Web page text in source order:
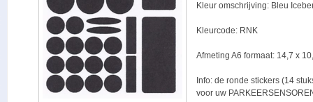
Kleur omschrijving: Bleu
Kleurcode: RNK
Afmeting A6 formaat: 14,7 x
Info: de ronde stickers (14
voor uw